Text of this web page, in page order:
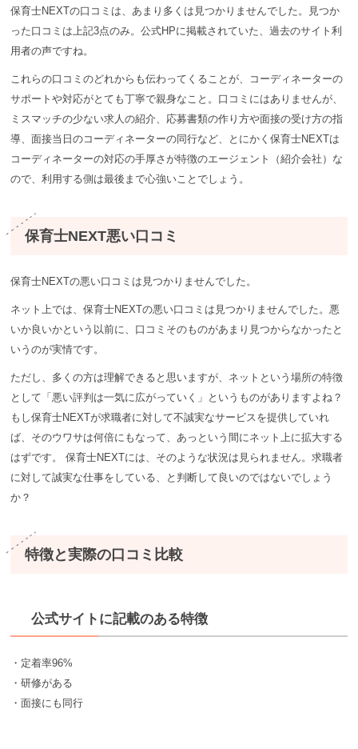
保育士NEXTの口コミは、あまり多くは見つかりませんでした。見つか
った口コミは上記3点のみ。公式HPに掲載されていた、過去のサイト利
用者の声ですね。
これらの口コミのどれからも伝わってくることが、コーディネーターの
サポートや対応がとても丁寧で親身なこと。口コミにはありませんが、
ミスマッチの少ない求人の紹介、応募書類の作り方や面接の受け方の指
導、面接当日のコーディネーターの同行など、とにかく保育士NEXTは
コーディネーターの対応の手厚さが特徴のエージェント（紹介会社）な
ので、利用する側は最後まで心強いことでしょう。
保育⼠NEXT悪い口コミ
保育士NEXTの悪い口コミは見つかりませんでした。
ネット上では、保育士NEXTの悪い口コミは見つかりませんでした。悪
いか良いかという以前に、口コミそのものがあまり見つからなかったと
いうのが実情です。
ただし、多くの方は理解できると思いますが、ネットという場所の特徴
として「悪い評判は一気に広がっていく」というものがありますよね？
もし保育士NEXTが求職者に対して不誠実なサービスを提供していれ
ば、そのウワサは何倍にもなって、あっという間にネット上に拡大する
はずです。 保育士NEXTには、そのような状況は見られません。求職者
に対して誠実な仕事をしている、と判断して良いのではないでしょう
か？
特徴と実際の口コミ比較
公式サイトに記載のある特徴
・定着率96%
・研修がある
・面接にも同行